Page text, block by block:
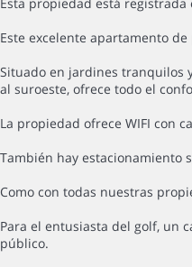
Este excelente apartamento
Situado en jardines tranquilos
al suroeste, ofrece todo el
La propiedad ofrece WIFI con
También hay estacionamiento
Como con todas nuestras
Para el entusiasta del golf, un
público.